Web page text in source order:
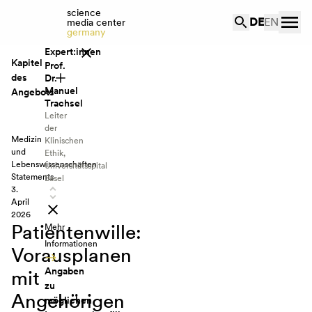
science
media center
germany
DEEN
Kapitel
des
Angebots
Statements
Prof. Dr.
Manuel
Trachsel
Prof. Dr.
Christiane
Hartog
Prof. Dr. Uwe
Janssens
Prof. Dr.
Georg
Medizin
und
Lebenswissenschaften
Statements
3.
April
2026
Patientenwille:
Vorausplanen
mit
Angehörigen
Expert:innen
Prof.
Dr.
Manuel
Trachsel
Leiter
der
Klinischen
Ethik,
Universitätsspital
Basel
Mehr
Informationen
Angaben
zu
möglichen